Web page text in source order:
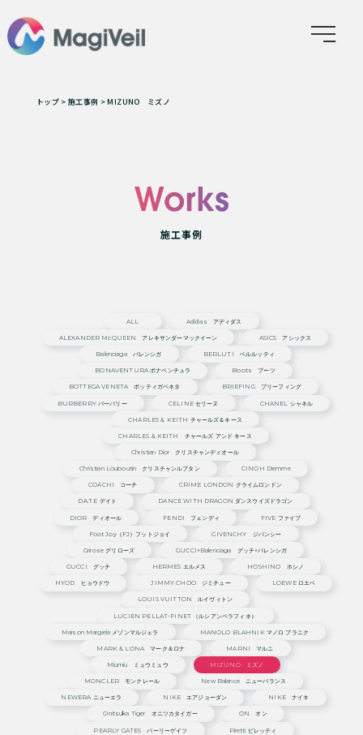
トップ> 施工事例 >MIZUNO ミズノ
施工事例
ALL Adidas アディダス
ALEXANDER McQUEEN アレキサンダーマックイーン ASICS アシックス
Balenciaga バレンシガ BERLUTI ベルルッティ
BONAVENTURA ボナベンチュラ Boots ブーツ
BOTTEGA VENETA ボッティガベネタ BRIEFING ブリーフィング
BURBERRY バーバリー CELINE セリーヌ CHANEL シャネル
CHARLES & KEITH チャールズ＆キース
CHARLES & KEITH チャールズ アンド キース
Christian Dior クリスチャンディオール
Christian Louboutin クリスチャンルブタン CINOH Diemme
COACHI コーチ CRIME LONDON クライムロンドン
D.A.T.E デイト DANCE WITH DRAGON ダンスウイズドラゴン
DIOR ディオール FENDI フェンディ FIVE ファイブ
Foot Joy（FJ）フットジョイ GIVENCHY ジバンシー
Grirose グリローズ GUCCI×Balenciaga グッチ×バレンシガ
GUCCI グッチ HERMES エルメス HOSHINO ホシノ
HYOD ヒョウドウ JIMMY CHOO ジミチュー LOEWE ロエベ
LOUIS VUITTON ルイヴィトン
LUCIEN PELLAT-FINET （ルシアンペラフィネ）
Maison Margiela メゾンマルジェラ MANOLO BLAHNIK マノロ ブラニク
MARK & LONA マーク＆ロナ MARNI マルニ
Miumiu ミュウミュウ MIZUNO ミズノ
MONCLER モンクレール New Balance ニューバランス
NEWERA ニューエラ NIKE エアジョーダン NIKE ナイキ
Onitsuka Tiger オニツカタイガー ON オン
PEARLY GATES パーリーゲイツ Piretti ピレッティ